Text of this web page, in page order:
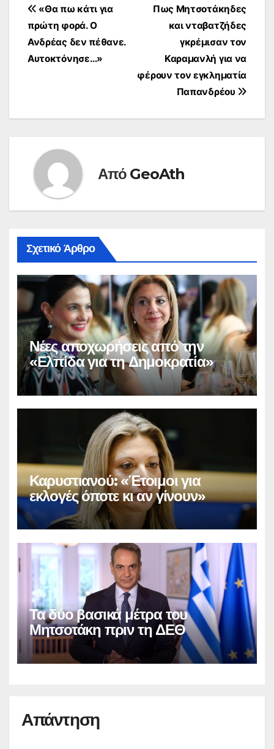
Πλοήγηση
άρθρων
Πως Μητσοτάκηδες
και νταβατζήδες
γκρέμισαν τον
Καραμανλή για να
φέρουν τον εγκληματία
Παπανδρέου
«Θα πω κάτι για
πρώτη φορά. Ο
Ανδρέας δεν πέθανε.
Αυτοκτόνησε…»
Από GeoAth
Σχετικό Άρθρο
Νέες αποχωρήσεις από την
«Ελπίδα για τη Δημοκρατία»
Καρυστιανού: «Έτοιμοι για
εκλογές όποτε κι αν γίνουν»
Τα δύο βασικά μέτρα του
Μητσοτάκη πριν τη ΔΕΘ
Απάντηση